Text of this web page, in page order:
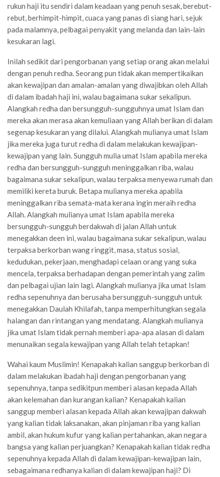
rukun haji itu sendiri dalam keadaan yang penuh sesak, berebut-
rebut, berhimpit-himpit, cuaca yang panas di siang hari, sejuk
pada malamnya, pelbagai penyakit yang melanda dan lain-lain
kesukaran lagi.
Inilah sedikit dari pengorbanan yang setiap orang akan melalui
dengan penuh redha. Seorang pun tidak akan mempertikaikan
akan kewajipan dan amalan-amalan yang diwajibkan oleh Allah
di dalam ibadah haji ini, walau bagaimana sukar sekalipun.
Alangkah redha dan bersungguh-sungguhnya umat Islam dan
mereka akan merasa akan kemuliaan yang Allah berikan di dalam
segenap kesukaran yang dilalui. Alangkah mulianya umat Islam
jika mereka juga turut redha di dalam melakukan kewajipan-
kewajipan yang lain. Sungguh mulia umat Islam apabila mereka
redha dan bersungguh-sungguh meninggalkan riba, walau
bagaimana sukar sekalipun, walau terpaksa menyewa rumah dan
memiliki kereta buruk. Betapa mulianya mereka apabila
meninggalkan riba semata-mata kerana ingin meraih redha
Allah. Alangkah mulianya umat Islam apabila mereka
bersungguh-sungguh berdakwah di jalan Allah untuk
menegakkan deen ini, walau bagaimana sukar sekalipun, walau
terpaksa berkorban wang ringgit, masa, status sosial,
kedudukan, pekerjaan, menghadapi celaan orang yang suka
mencela, terpaksa berhadapan dengan pemerintah yang zalim
dan pelbagai ujian lain lagi. Alangkah mulianya jika umat Islam
redha sepenuhnya dan berusaha bersungguh-sungguh untuk
menegakkan Daulah Khilafah, tanpa memperhitungkan segala
halangan dan rintangan yang mendatang. Alangkah mulianya
jika umat Islam tidak pernah memberi apa-apa alasan di dalam
menunaikan segala kewajipan yang Allah telah tetapkan!
Wahai kaum Muslimin! Kenapakah kalian sanggup berkorban di
dalam melakukan ibadah haji dengan pengorbanan yang
sepenuhnya, tanpa sedikitpun memberi alasan kepada Allah
akan kelemahan dan kurangan kalian? Kenapakah kalian
sanggup memberi alasan kepada Allah akan kewajipan dakwah
yang kalian tidak laksanakan, akan pinjaman riba yang kalian
ambil, akan hukum kufur yang kalian pertahankan, akan negara
bangsa yang kalian perjuangkan? Kenapakah kalian tidak redha
sepenuhnya kepada Allah di dalam kewajipan-kewajipan lain,
sebagaimana redhanya kalian di dalam kewajipan haji? Di